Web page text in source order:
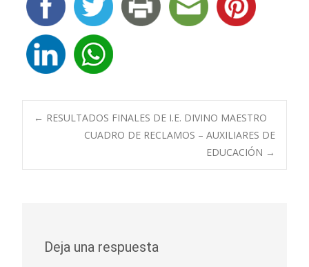
Navegación
de
← RESULTADOS FINALES DE I.E. DIVINO MAESTRO
CUADRO DE RECLAMOS – AUXILIARES DE
EDUCACIÓN →
Deja una respuesta